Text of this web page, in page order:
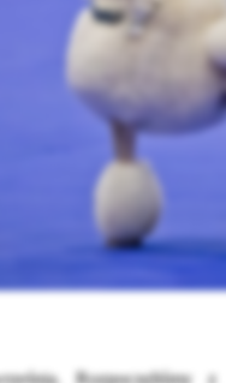
Rozpoczęliśmy z